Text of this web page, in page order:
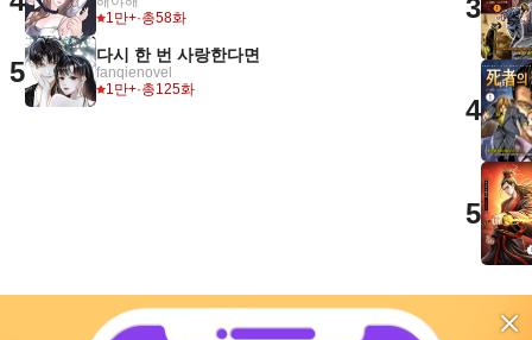
1만+·총58화
5
다시 한 번 사랑한다면
fanqienovel
1만+·총125화
3
4
5